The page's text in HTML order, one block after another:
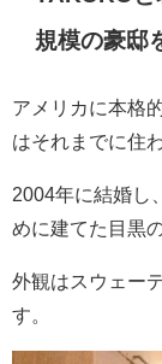
規模の豪邸
アメリカに本格
はそれまでに住
2004年に結婚し
めに建てた目黒
外観はスウェー
す。